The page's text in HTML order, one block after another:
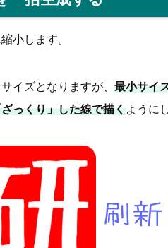
小します。
イズとなりますが、 最小サイ
っくり」した線で描くように